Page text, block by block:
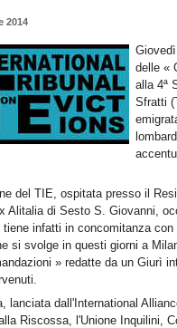
2014
delle «
alla 4ª
Sfratti
del TIE, ospitata presso il
Alitalia di Sesto S. Giovanni,
infatti in concomitanza
si svolge in questi giorni a
» redatte da un Giurì
lanciata dall'International
Riscossa, l'Unione Inquilini,